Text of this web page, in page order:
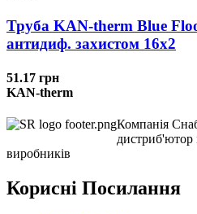
Труба KAN-therm Blue
антидиф. захистом 16х2
51.17 грн
KAN-therm
Компанія
дистриб'ютор
виробників
Корисні Посилання